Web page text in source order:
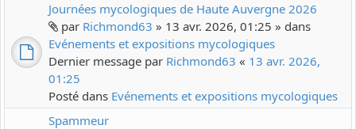
Journées mycologiques de Haute Auvergne 2026
par Richmond63 » 13 avr. 2026, 01:25 » dans
Evénements et expositions mycologiques
Dernier message par Richmond63 « 13 avr. 2026,
01:25
Posté dans Evénements et expositions mycologiques
Spammeur